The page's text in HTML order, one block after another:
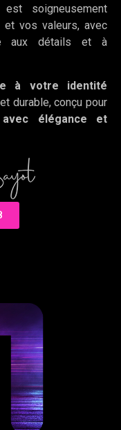
soigneusement
vos valeurs, avec
aux détails et à
à votre identité
durable, conçu pour
élégance et